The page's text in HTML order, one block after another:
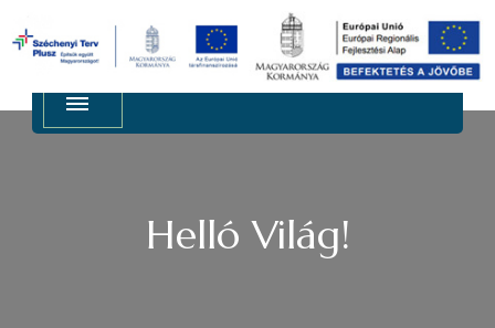
Regy Metal Kft.
3063 Jobbágyi, Apponyi út 109-111. Tel: +36 32 475
024, Fax: +36 32 475 242
Helló Világ!